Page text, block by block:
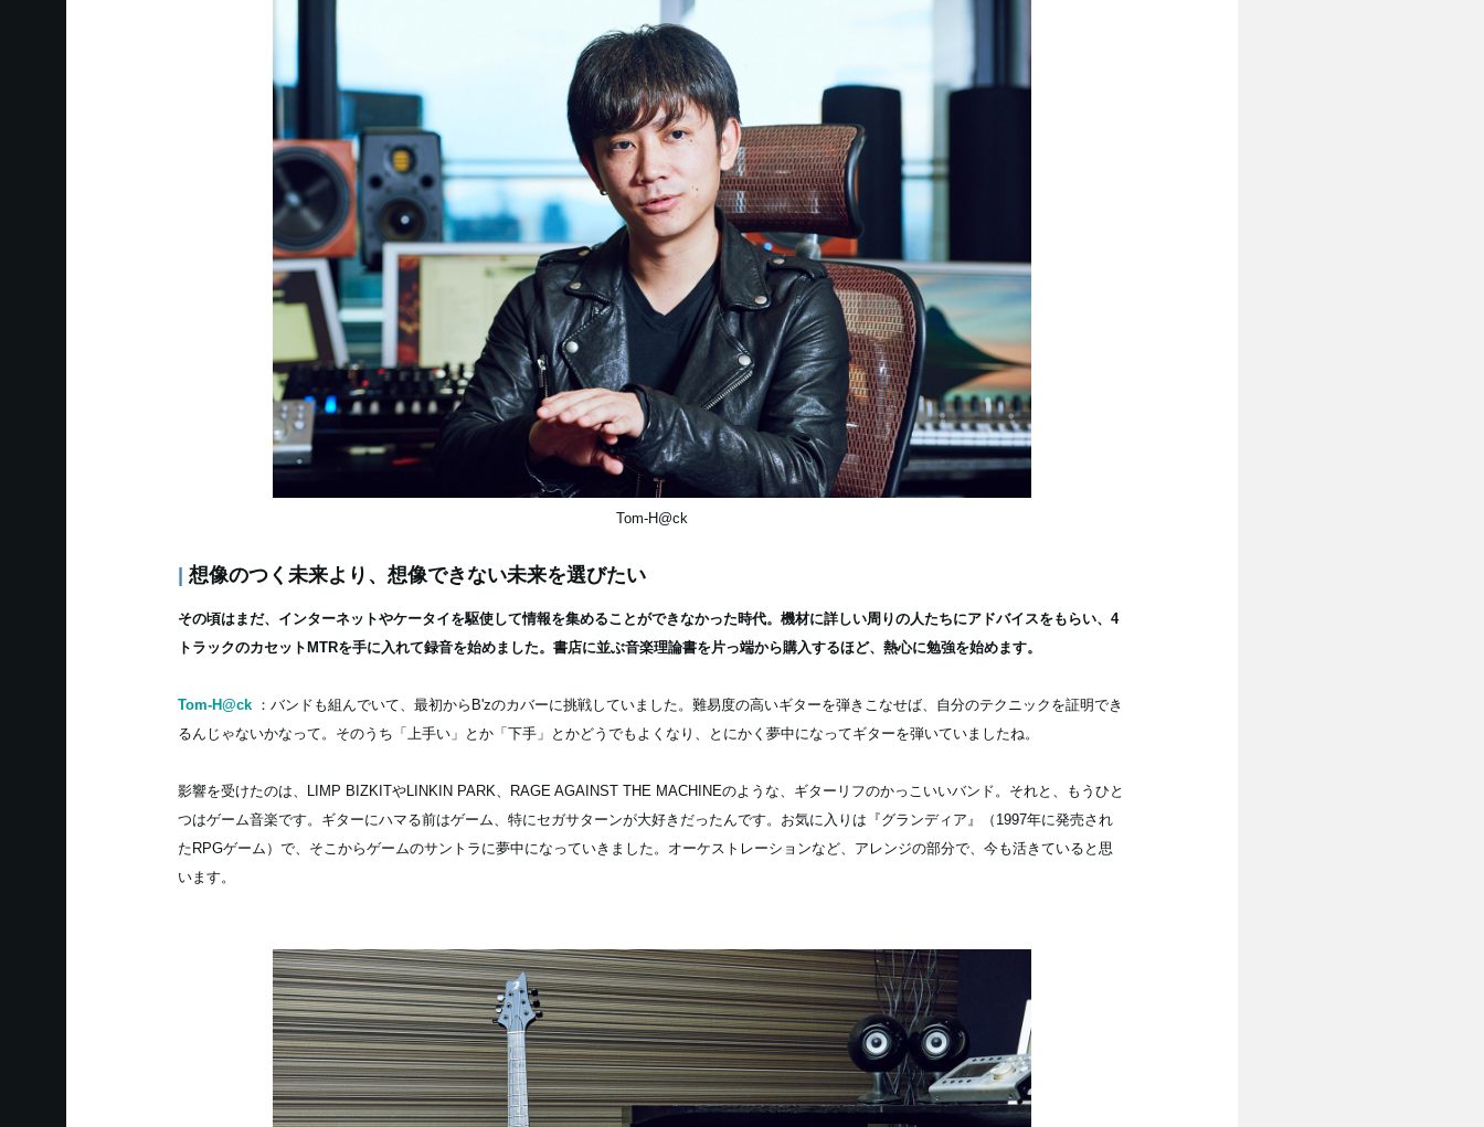
Tom-H@ck
| 想像のつく未来より、想像できない未来を選びたい
その頃はまだ、インターネットやケータイを駆使して情報を集めることができなかった時代。機材に詳しい周りの人たちにアドバイスをもらい、4
トラックのカセットMTRを手に入れて録音を始めました。書店に並ぶ音楽理論書を片っ端から購入するほど、熱心に勉強を始めます。
Tom-H@ck
：バンドも組んでいて、最初からB'zのカバーに挑戦していました。難易度の高いギターを弾きこなせば、自分のテクニックを証明でき
るんじゃないかなって。そのうち「上手い」とか「下手」とかどうでもよくなり、とにかく夢中になってギターを弾いていましたね。
影響を受けたのは、LIMP BIZKITやLINKIN PARK、RAGE AGAINST THE MACHINEのような、ギターリフのかっこいいバンド。それと、もうひと
つはゲーム音楽です。ギターにハマる前はゲーム、特にセガサターンが大好きだったんです。お気に入りは『グランディア』（1997年に発売され
たRPGゲーム）で、そこからゲームのサントラに夢中になっていきました。オーケストレーションなど、アレンジの部分で、今も活きていると思
います。